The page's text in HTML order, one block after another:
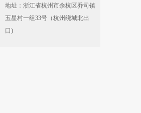
地址：浙江省杭州市余杭区乔司镇
五星村一组33号（杭州绕城北出
口)